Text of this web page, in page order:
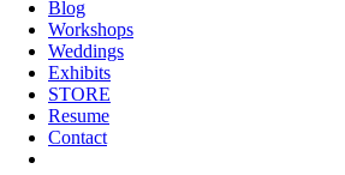
Blog
Workshops
Weddings
Exhibits
STORE
Resume
Contact